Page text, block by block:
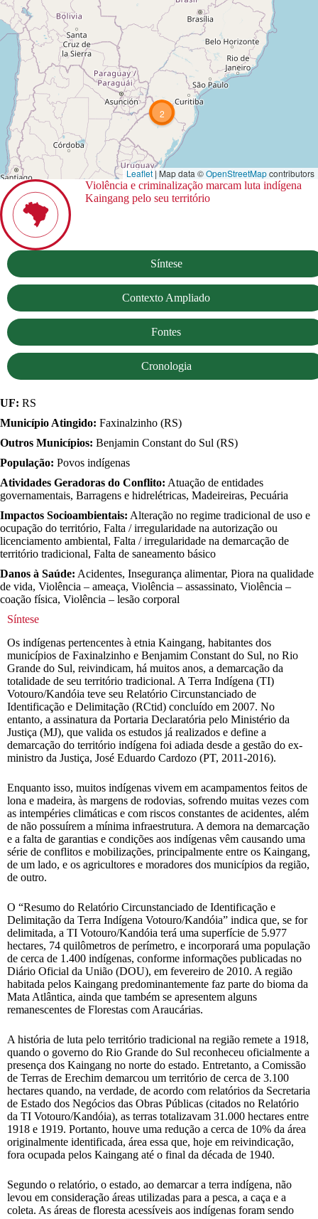
2
Leaflet | Map data ©OpenStreetMapcontributors
Violência e criminalização marcam luta indígena
Kaingang pelo seu território
Síntese
Contexto Ampliado
Fontes
Cronologia
UF: RS
Município Atingido: Faxinalzinho (RS)
Outros Municípios: Benjamin Constant do Sul (RS)
População: Povos indígenas
Atividades Geradoras do Conflito: Atuação de entidades
governamentais, Barragens e hidrelétricas, Madeireiras, Pecuária
Impactos Socioambientais: Alteração no regime tradicional de uso e
ocupação do território, Falta / irregularidade na autorização ou
licenciamento ambiental, Falta / irregularidade na demarcação de
território tradicional, Falta de saneamento básico
Danos à Saúde: Acidentes, Insegurança alimentar, Piora na qualidade
de vida, Violência – ameaça, Violência – assassinato, Violência –
coação física, Violência – lesão corporal
Síntese
Os indígenas pertencentes à etnia Kaingang, habitantes dos
municípios de Faxinalzinho e Benjamim Constant do Sul, no Rio
Grande do Sul, reivindicam, há muitos anos, a demarcação da
totalidade de seu território tradicional. A Terra Indígena (TI)
Votouro/Kandóia teve seu Relatório Circunstanciado de
Identificação e Delimitação (RCtid) concluído em 2007. No
entanto, a assinatura da Portaria Declaratória pelo Ministério da
Justiça (MJ), que valida os estudos já realizados e define a
demarcação do território indígena foi adiada desde a gestão do ex-
ministro da Justiça, José Eduardo Cardozo (PT, 2011-2016).
Enquanto isso, muitos indígenas vivem em acampamentos feitos de
lona e madeira, às margens de rodovias, sofrendo muitas vezes com
as intempéries climáticas e com riscos constantes de acidentes, além
de não possuírem a mínima infraestrutura. A demora na demarcação
e a falta de garantias e condições aos indígenas vêm causando uma
série de conflitos e mobilizações, principalmente entre os Kaingang,
de um lado, e os agricultores e moradores dos municípios da região,
de outro.
O “Resumo do Relatório Circunstanciado de Identificação e
Delimitação da Terra Indígena Votouro/Kandóia” indica que, se for
delimitada, a TI Votouro/Kandóia terá uma superfície de 5.977
hectares, 74 quilômetros de perímetro, e incorporará uma população
de cerca de 1.400 indígenas, conforme informações publicadas no
Diário Oficial da União (DOU), em fevereiro de 2010. A região
habitada pelos Kaingang predominantemente faz parte do bioma da
Mata Atlântica, ainda que também se apresentem alguns
remanescentes de Florestas com Araucárias.
A história de luta pelo território tradicional na região remete a 1918,
quando o governo do Rio Grande do Sul reconheceu oficialmente a
presença dos Kaingang no norte do estado. Entretanto, a Comissão
de Terras de Erechim demarcou um território de cerca de 3.100
hectares quando, na verdade, de acordo com relatórios da Secretaria
de Estado dos Negócios das Obras Públicas (citados no Relatório
da TI Votouro/Kandóia), as terras totalizavam 31.000 hectares entre
1918 e 1919. Portanto, houve uma redução a cerca de 10% da área
originalmente identificada, área essa que, hoje em reivindicação,
fora ocupada pelos Kaingang até o final da década de 1940.
Segundo o relatório, o estado, ao demarcar a terra indígena, não
levou em consideração áreas utilizadas para a pesca, a caça e a
coleta. As áreas de floresta acessíveis aos indígenas foram sendo